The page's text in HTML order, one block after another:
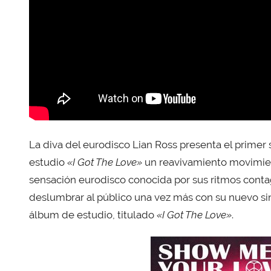
La diva del eurodisco Lian Ross presenta el primer
estudio «I Got The Love» un reavivamiento
sensación eurodisco conocida por sus ritmos
deslumbrar al público una vez más con su nuevo
álbum de estudio, titulado «I Got The Love».